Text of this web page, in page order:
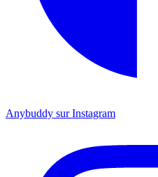
Anybuddy sur Instagram